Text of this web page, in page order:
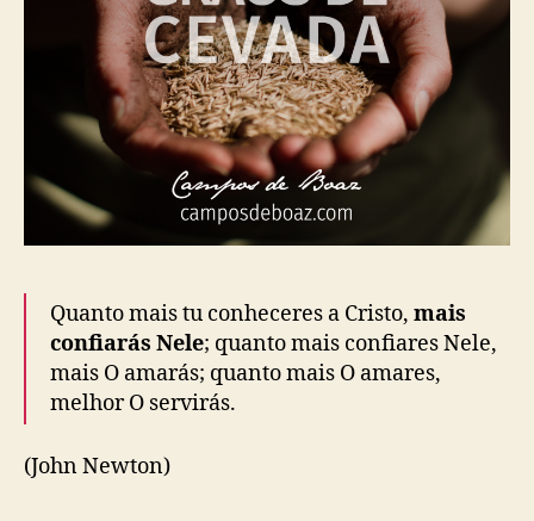
Quanto mais tu conheceres a Cristo, mais
confiarás Nele; quanto mais confiares Nele,
mais O amarás; quanto mais O amares,
melhor O servirás.
(John Newton)